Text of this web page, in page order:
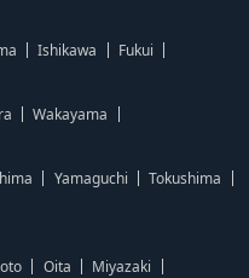
Ishikawa
Fukui
Wakayama
Yamaguchi
Tokushima
Oita
Miyazaki